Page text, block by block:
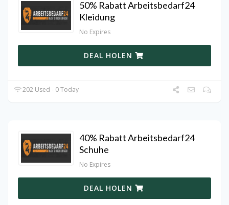
50% Rabatt Arbeitsbedarf24
Kleidung
No Expires
DEAL HOLEN
202 Used - 0 Today
40% Rabatt Arbeitsbedarf24
Schuhe
No Expires
DEAL HOLEN